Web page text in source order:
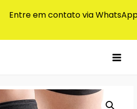
Entre em contato via